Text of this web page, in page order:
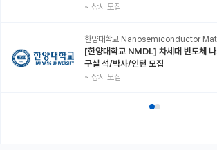
~ 상시 모집
[한양대학교 NMDL] 차세대 반도체 나
구실 석/박사/인턴 모집
~ 상시 모집